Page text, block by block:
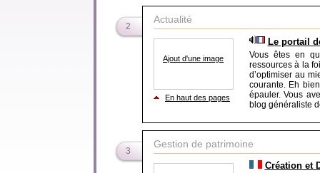
2
Actualité
Ajout d'une image
En haut des pages
Le portail
Vous êtes en
ressources à la
d’optimiser au
courante. Eh
épauler. Vous
blog généraliste
3
Gestion de patrimoine
Création et